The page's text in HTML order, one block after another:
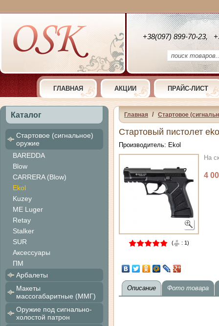
+38(097) 899-70-23,
ГЛАВНАЯ АКЦИИ ПРАЙС-ЛИСТ
Каталог
Cтартовое (сигнальное)
оружие
BAREDDA
Blow
CARRERA (Blow)
Ekol
Kuzey
ME Luger
Retay
Stalker
SUR
Аксессуары
ПМ
Арбалеты
Макеты
массогабаритные (ММГ)
Оружие под сигнально-
холостой патрон
Главная / Cтартовое
Стартовый пистолет
Производитель: Ekol
( : 1)
На
4
Описание Фото товара